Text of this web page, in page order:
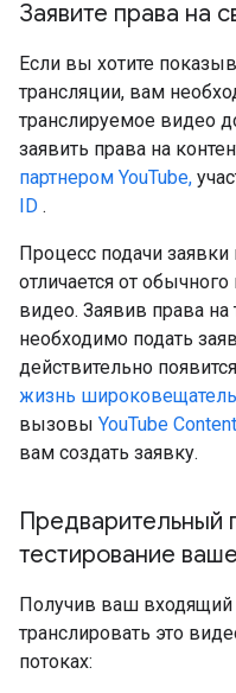
Заявите права на
Если вы хотите
трансляции, вам
транслируемое видео
заявить права на
партнером YouTube,
ID .
Процесс подачи
отличается от
видео. Заявив права
необходимо подать
действительно
жизнь
вызовы YouTube
вам создать заявку.
Предварительный
тестирование
Получив ваш входящий
транслировать это
потоках: